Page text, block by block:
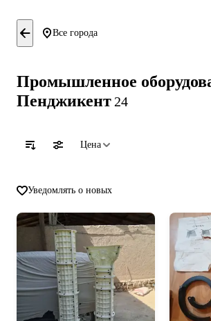
Все города
Промышленное
Пенджикент 24
Цена
Уведомлять о новых